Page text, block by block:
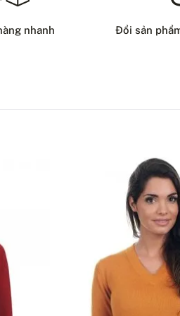
CÓ CÂU HỎI NÀO VỀ SẢN PHẨM NÀY KHÔNG?
LIÊN HỆ VỚI CHÚNG TÔI
nhanh Đổi sản